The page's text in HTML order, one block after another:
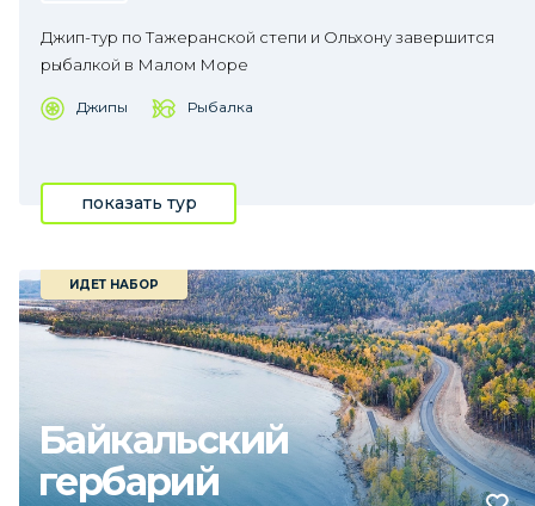
Джип-тур по Тажеранской степи и Ольхону завершится
рыбалкой в Малом Море
Джипы Рыбалка
показать тур
Байкальский
гербарий
ИДЕТ НАБОР